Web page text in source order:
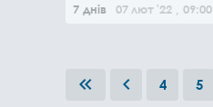
7 днів 07 лют '22 , 09:00
4 5